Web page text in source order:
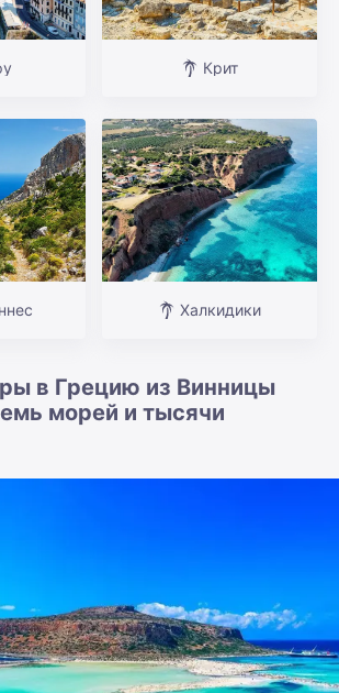
Крит
Халкидики
в Грецию из Винницы
морей и тысячи